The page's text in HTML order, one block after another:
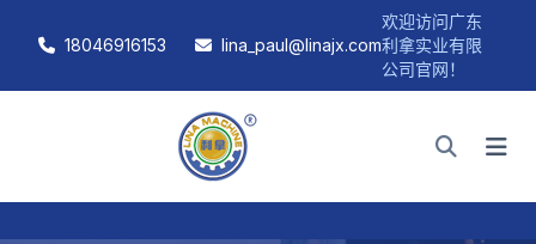
18046916153 lina_paul@linajx.com
欢迎访问广东
利拿实业有限
公司官网！